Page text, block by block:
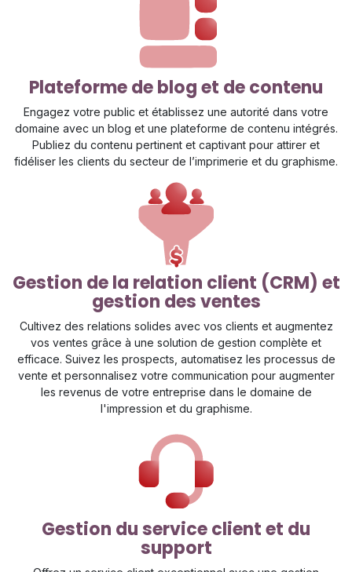
Plateforme de blog et de contenu
Engagez votre public et établissez une autorité dans votre
domaine avec un blog et une plateforme de contenu intégrés.
Publiez du contenu pertinent et captivant pour attirer et
fidéliser les clients du secteur de l’imprimerie et du graphisme.
Gestion de la relation client (CRM) et
gestion des ventes
Cultivez des relations solides avec vos clients et augmentez
vos ventes grâce à une solution de gestion complète et
efficace. Suivez les prospects, automatisez les processus de
vente et personnalisez votre communication pour augmenter
les revenus de votre entreprise dans le domaine de
l'impression et du graphisme.
Gestion du service client et du
support